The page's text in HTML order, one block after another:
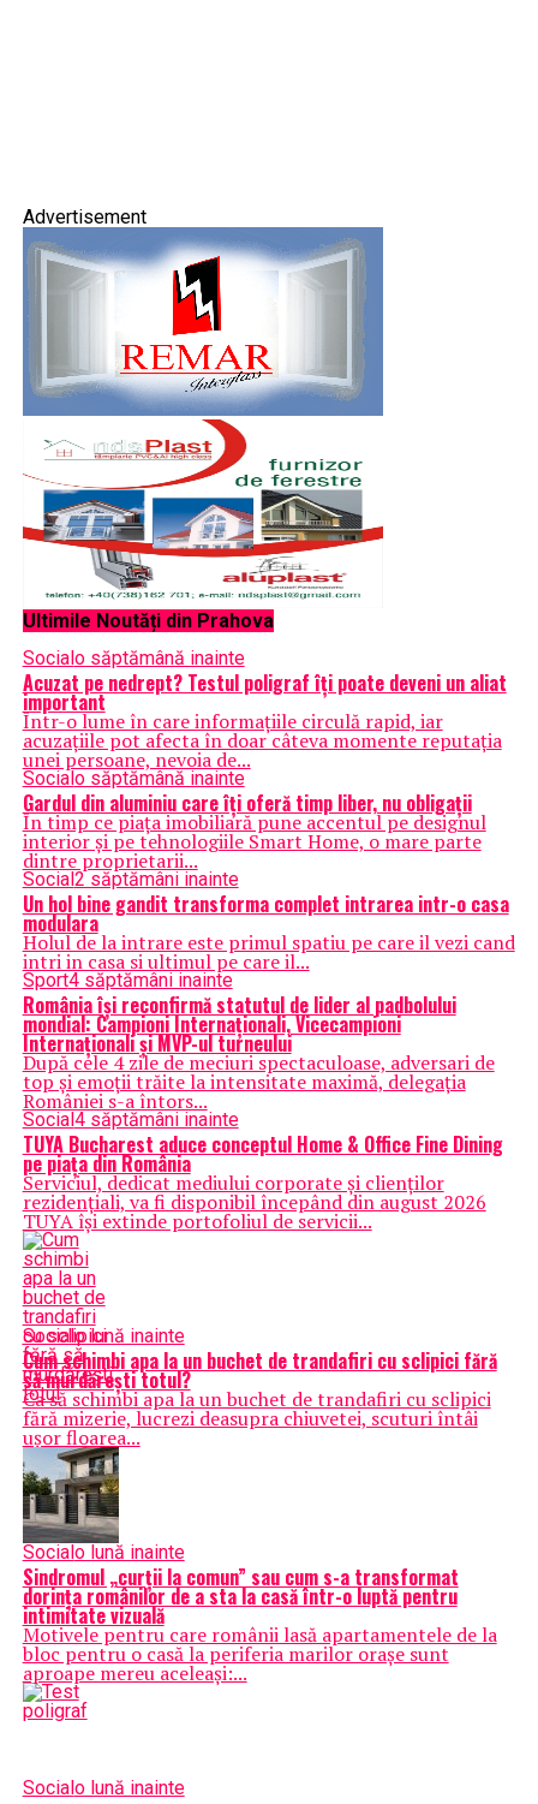
Advertisement
Ultimile Noutăți din Prahova
Socialo săptămână inainte
Acuzat pe nedrept? Testul poligraf îţi poate deveni un aliat
important
Într-o lume în care informațiile circulă rapid, iar
acuzațiile pot afecta în doar câteva momente reputația
unei persoane, nevoia de...
Socialo săptămână inainte
Gardul din aluminiu care îți oferă timp liber, nu obligații
În timp ce piața imobiliară pune accentul pe designul
interior și pe tehnologiile Smart Home, o mare parte
dintre proprietarii...
Social2 săptămâni inainte
Un hol bine gandit transforma complet intrarea intr-o casa
modulara
Holul de la intrare este primul spatiu pe care il vezi cand
intri in casa si ultimul pe care il...
Sport4 săptămâni inainte
România își reconfirmă statutul de lider al padbolului
mondial: Campioni Internaționali, Vicecampioni
Internaționali și MVP-ul turneului
După cele 4 zile de meciuri spectaculoase, adversari de
top și emoții trăite la intensitate maximă, delegația
României s-a întors...
Social4 săptămâni inainte
TUYA Bucharest aduce conceptul Home & Office Fine Dining
pe piața din România
Serviciul, dedicat mediului corporate și clienților
rezidențiali, va fi disponibil începând din august 2026
TUYA își extinde portofoliul de servicii...
Socialo lună inainte
Cum schimbi apa la un buchet de trandafiri cu sclipici fără
să murdărești totul?
Ca să schimbi apa la un buchet de trandafiri cu sclipici
fără mizerie, lucrezi deasupra chiuvetei, scuturi întâi
ușor floarea...
Socialo lună inainte
Sindromul „curții la comun” sau cum s-a transformat
dorința românilor de a sta la casă într-o luptă pentru
intimitate vizuală
Motivele pentru care românii lasă apartamentele de la
bloc pentru o casă la periferia marilor orașe sunt
aproape mereu aceleași:...
Socialo lună inainte